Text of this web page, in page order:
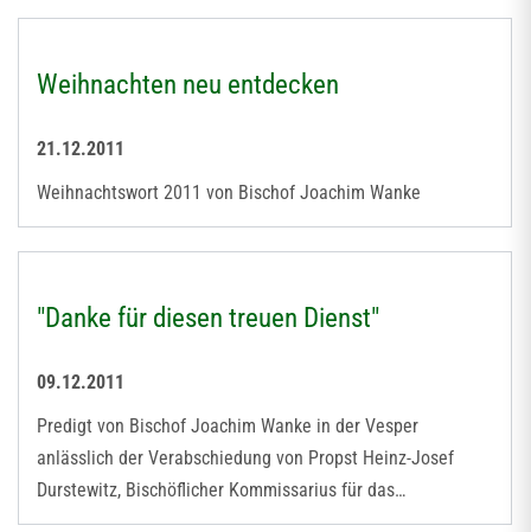
Weihnachten neu entdecken
21.12.2011
Weihnachtswort 2011 von Bischof Joachim Wanke
"Danke für diesen treuen Dienst"
09.12.2011
Predigt von Bischof Joachim Wanke in der Vesper
anlässlich der Verabschiedung von Propst Heinz-Josef
Durstewitz, Bischöflicher Kommissarius für das…